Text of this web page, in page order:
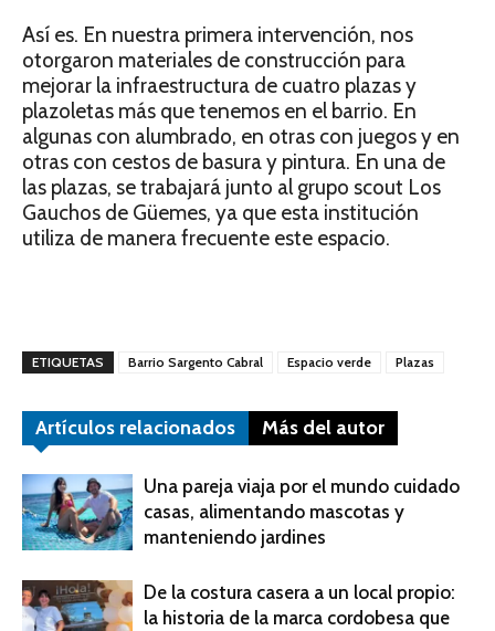
Así es. En nuestra primera intervención, nos
otorgaron materiales de construcción para
mejorar la infraestructura de cuatro plazas y
plazoletas más que tenemos en el barrio. En
algunas con alumbrado, en otras con juegos y en
otras con cestos de basura y pintura. En una de
las plazas, se trabajará junto al grupo scout Los
Gauchos de Güemes, ya que esta institución
utiliza de manera frecuente este espacio.
ETIQUETAS Barrio Sargento Cabral Espacio verde Plazas
Artículos relacionados Más del autor
Una pareja viaja por el mundo cuidado
casas, alimentando mascotas y
manteniendo jardines
De la costura casera a un local propio:
la historia de la marca cordobesa que